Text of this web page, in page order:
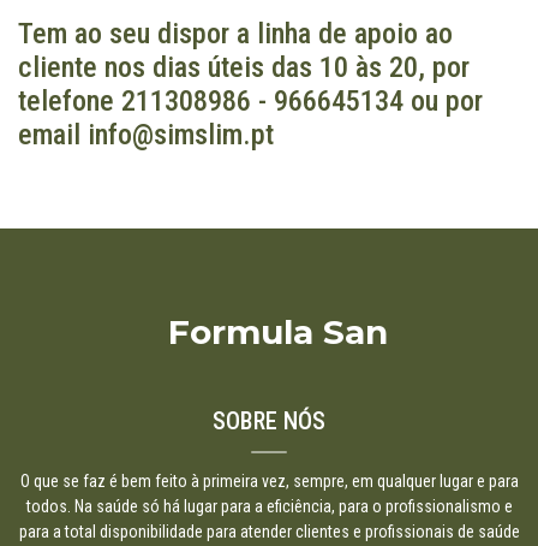
Tem ao seu dispor a linha de apoio ao
cliente nos dias úteis das 10 às 20, por
telefone 211308986 - 966645134 ou por
email info@simslim.pt
Formula San
SOBRE NÓS
O que se faz é bem feito à primeira vez, sempre, em qualquer lugar e para
todos. Na saúde só há lugar para a eficiência, para o profissionalismo e
para a total disponibilidade para atender clientes e profissionais de saúde